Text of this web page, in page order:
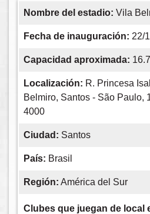
Nombre del estadio: Vila
Fecha de inauguración: 22/
Capacidad aproximada:
Localización: R. Princesa
Belmiro, Santos - São Paulo,
4000
Ciudad: Santos
País: Brasil
Región: América del Sur
Clubes que juegan de local